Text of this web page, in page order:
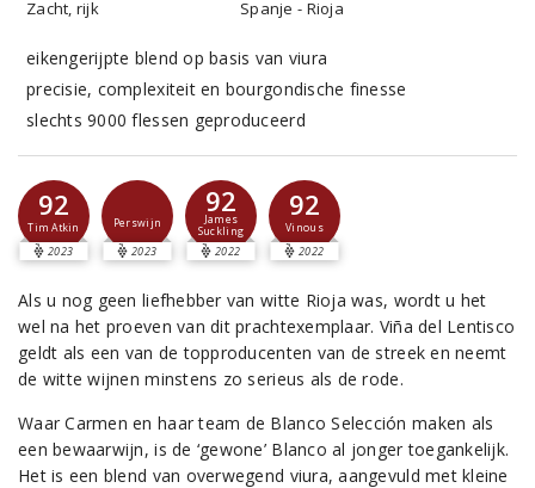
Zacht, rijk Spanje - Rioja
eikengerijpte blend op basis van viura
precisie, complexiteit en bourgondische finesse
slechts 9000 flessen geproduceerd
92
Tim Atkin
2023
Perswijn
2023
92
James
Suckling
2022
92
Vinous
2022
Als u nog geen liefhebber van witte Rioja was, wordt u het
wel na het proeven van dit prachtexemplaar. Viña del Lentisco
geldt als een van de topproducenten van de streek en neemt
de witte wijnen minstens zo serieus als de rode.
Waar Carmen en haar team de Blanco Selección maken als
een bewaarwijn, is de ‘gewone’ Blanco al jonger toegankelijk.
Het is een blend van overwegend viura, aangevuld met kleine